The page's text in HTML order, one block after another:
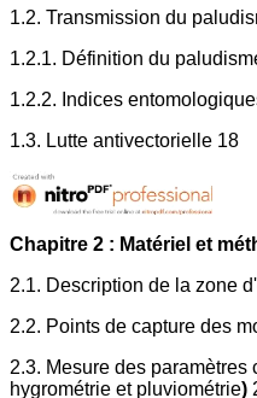
1.2. Transmission du
1.2.1. Définition du
1.2.2. Indices
1.3. Lutte antivectorielle 18
Chapitre 2 : Matériel et
2.1. Description de la zone
2.2. Points de capture des
2.3. Mesure des paramètres
hygrométrie et pluviométrie)